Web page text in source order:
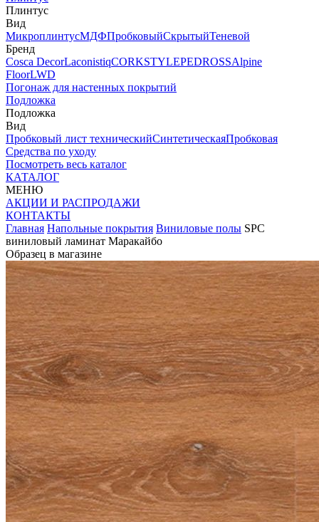
Плинтус
Вид
МикроплинтусМДФПробковыйСкрытыйТеневой
Бренд
Cosca DecorLaconistiqCORKSTYLEPEDROSSAlpine
FloorLWD
Погонаж для настенных покрытий
Подложка
Подложка
Вид
Пробковый лист техническийСинтетическаяПробковая
Средства по уходу
Посмотреть весь каталог
КАТАЛОГ
МЕНЮ
АКЦИИ И РАСПРОДАЖИ
КОНТАКТЫ
Главная Напольные покрытия Виниловые полы SPC
виниловый ламинат Маракайбо
Образец в магазине